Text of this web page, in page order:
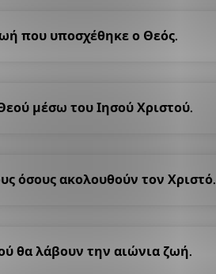
που υποσχέθηκε ο Θεός.
μέσω του Ιησού Χριστού.
όσους ακολουθούν τον Χριστό.
θα λάβουν την αιώνια ζωή.